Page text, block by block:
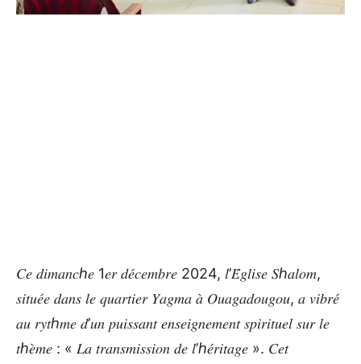
𝐶𝑒 𝑑𝑖𝑚𝑎𝑛𝑐ℎ𝑒 1𝑒𝑟 𝑑𝑒́𝑐𝑒𝑚𝑏𝑟𝑒 2024, 𝑙’𝐸́𝑔𝑙𝑖𝑠𝑒 𝑆ℎ𝑎𝑙𝑜𝑚,
𝑠𝑖𝑡𝑢𝑒́𝑒 𝑑𝑎𝑛𝑠 𝑙𝑒 𝑞𝑢𝑎𝑟𝑡𝑖𝑒𝑟 𝑌𝑎𝑔𝑚𝑎 𝑎̀ 𝑂𝑢𝑎𝑔𝑎𝑑𝑜𝑢𝑔𝑜𝑢, 𝑎 𝑣𝑖𝑏𝑟𝑒́
𝑎𝑢 𝑟𝑦𝑡ℎ𝑚𝑒 𝑑’𝑢𝑛 𝑝𝑢𝑖𝑠𝑠𝑎𝑛𝑡 𝑒𝑛𝑠𝑒𝑖𝑔𝑛𝑒𝑚𝑒𝑛𝑡 𝑠𝑝𝑖𝑟𝑖𝑡𝑢𝑒𝑙 𝑠𝑢𝑟 𝑙𝑒
𝑡ℎ𝑒̀𝑚𝑒 : « 𝐿𝑎 𝑡𝑟𝑎𝑛𝑠𝑚𝑖𝑠𝑠𝑖𝑜𝑛 𝑑𝑒 𝑙’ℎ𝑒́𝑟𝑖𝑡𝑎𝑔𝑒 ». 𝐶𝑒𝑡